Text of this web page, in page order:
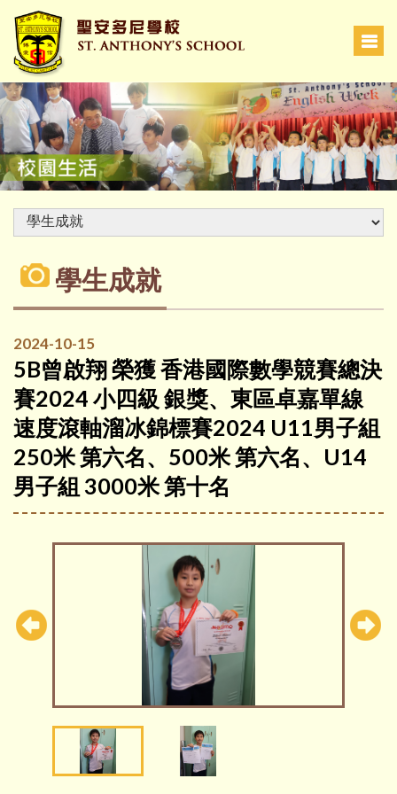
學生成就
2024-10-15
5B曾啟翔 榮獲 香港國際數學競賽總決
賽2024 小四級 銀獎、東區卓嘉單線
速度滾軸溜冰錦標賽2024 U11男子組
250米 第六名、500米 第六名、U14
男子組 3000米 第十名